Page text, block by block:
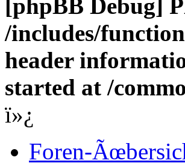
[phpBB Debug]
/includes/
header
started at /
ï»¿
Foren-